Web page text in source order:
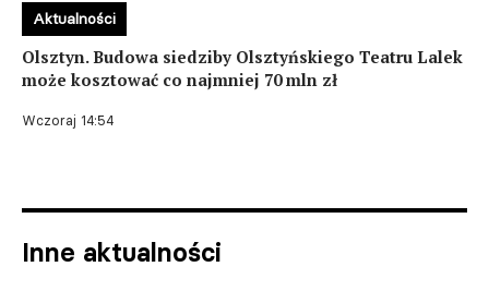
Olsztyn. Budowa siedziby Olsztyńskiego Teatru Lalek
może kosztować co najmniej 70 mln zł
Wczoraj 14:54
Aktualności
Inne aktualności